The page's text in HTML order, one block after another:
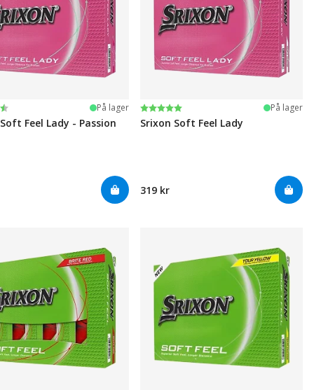
mulige På lager
Feel Lady - Passion
Karakter:
5.0 av 5 mulige På lager
Srixon Soft Feel Lady
319 kr